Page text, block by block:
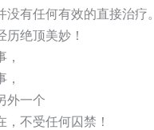
没有任何有效的直接治疗。
历绝顶美妙！
外一个
不受任何囚禁！